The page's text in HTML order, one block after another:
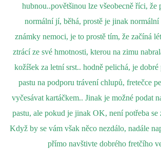
hubnou..povětšinou lze všeobecně říci, že
normální jí, běhá, prostě je jinak normální
známky nemoci, je to prostě tím, že začíná
ztrácí ze své hmotnosti, kterou na zimu
kožíšek za letní srst.. hodně pelichá, je
pastu na podporu trávení chlupů, fretečce
vyčesávat kartáčkem.. Jinak je možné podat
pastu, ale pokud je jinak OK, není potřeba
Když by se vám však něco nezdálo, nadále
přímo navštivte dobrého fretčího